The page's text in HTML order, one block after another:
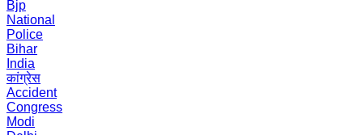
Bjp
National
Police
Bihar
India
कांग्रेस
Accident
Congress
Modi